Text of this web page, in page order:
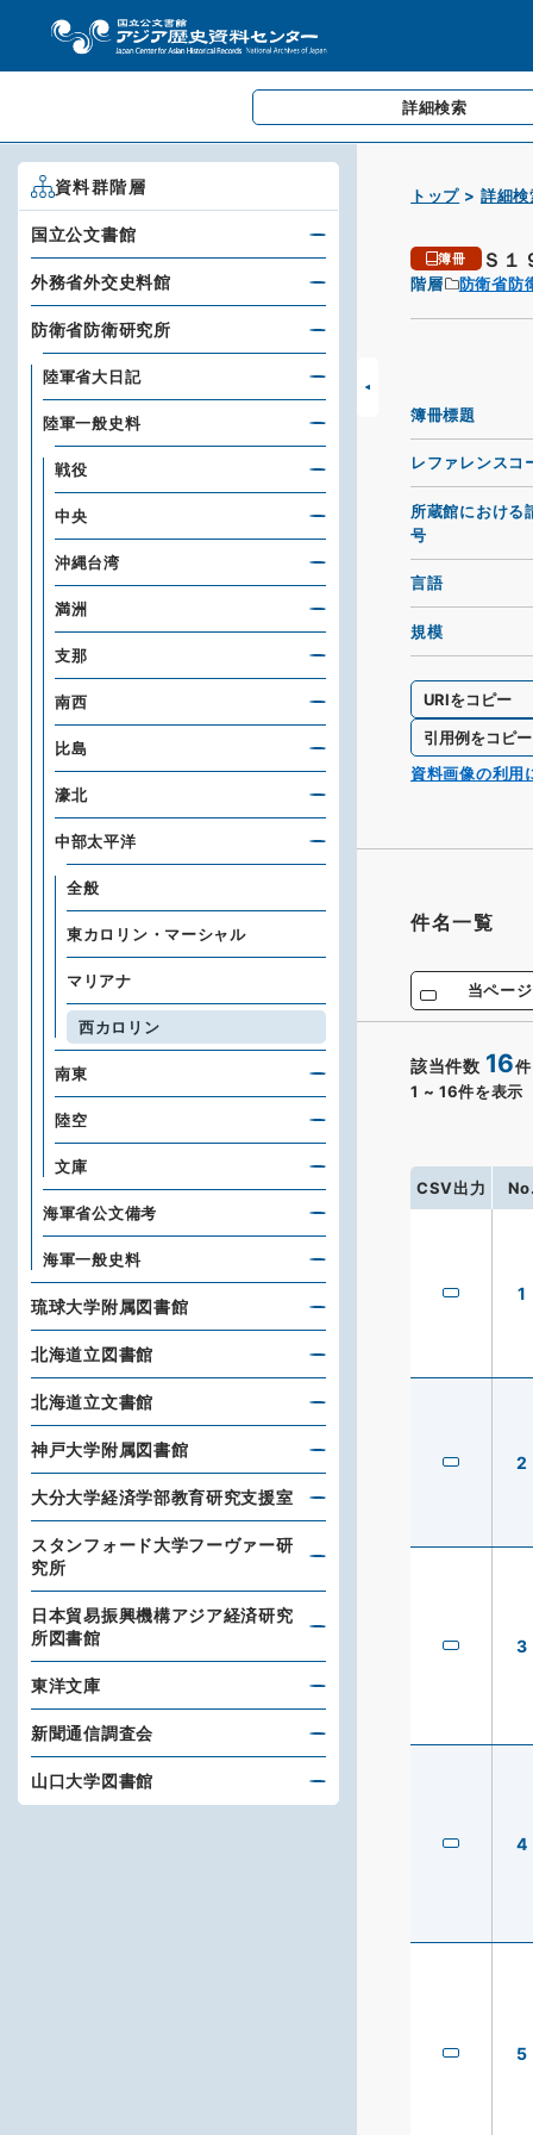
詳細検索
トップ 詳細検
簿冊 Ｓ
階層 防衛省防
簿冊標題
レファレンスコ
所蔵館における
号
言語
規模
URIをコピー
引用例をコピー
資料画像の利用
件名一覧
当ペー
該当件数 16件
1 ~ 16件を表示
CSV出力 No.
1
2
3
4
5
資料群階層
国立公文書館
外務省外交史料館
防衛省防衛研究所
陸軍省大日記
陸軍一般史料
戦役
中央
沖縄台湾
満洲
支那
南西
比島
濠北
中部太平洋
全般
東カロリン・マーシャル
マリアナ
西カロリン
南東
陸空
文庫
海軍省公文備考
海軍一般史料
琉球大学附属図書館
北海道立図書館
北海道立文書館
神戸大学附属図書館
大分大学経済学部教育研究支援室
スタンフォード大学フーヴァー研
究所
日本貿易振興機構アジア経済研究
所図書館
東洋文庫
新聞通信調査会
山口大学図書館